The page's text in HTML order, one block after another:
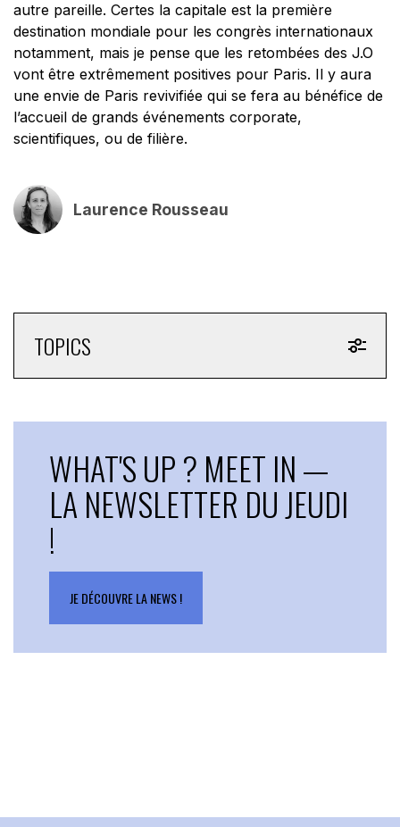
autre pareille. Certes la capitale est la première
destination mondiale pour les congrès internationaux
notamment, mais je pense que les retombées des J.O
vont être extrêmement positives pour Paris. Il y aura
une envie de Paris revivifiée qui se fera au bénéfice de
l’accueil de grands événements corporate,
scientifiques, ou de filière.
Laurence Rousseau
TOPICS
WHAT'S UP ? MEET IN —
LA NEWSLETTER DU JEUDI
!
JE DÉCOUVRE LA NEWS !